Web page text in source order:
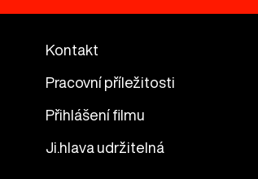
Kontakt
Pracovní příležitosti
Přihlášení filmu
Ji.hlava udržitelná